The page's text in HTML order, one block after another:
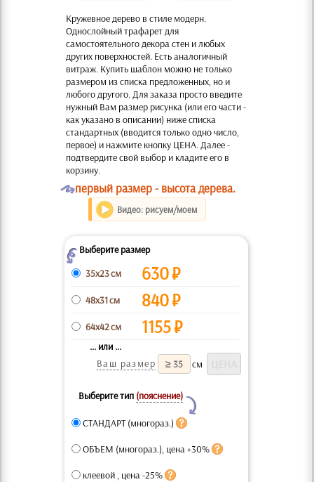
Кружевное дерево в стиле модерн.
Однослойный трафарет для
самостоятельного декора стен и любых
других поверхностей. Есть аналогичный
витраж. Купить шаблон можно не только
размером из списка предложенных, но и
любого другого. Для заказа просто введите
нужный Вам размер рисунка (или его части -
как указано в описании) ниже списка
стандартных (вводится только одно число,
первое) и нажмите кнопку ЦЕНА. Далее -
подтвердите свой выбор и кладите его в
корзину.
Oпервый размер - высота дерева.
Видео: рисуем/моем
ZВыберите размер
35x23 см
630₽
48x31 см 840₽
64x42 см 1155₽
... или ...
Ваш размер
см
Выберите тип (пояснение)
Y
СТАНДАРТ (многораз.)
ОБЪЕМ (многораз.), цена +30%
клеевой , цена -25%